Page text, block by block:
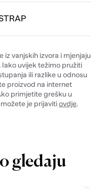
iz vanjskih izvora i mjenjaju
uvijek težimo pružiti
ili razlike u odnosu
proizvod na internet
primjetite grešku u
je prijavitiovdje.
gledaju